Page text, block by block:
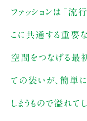
ファッションは「流
こに共通する重要
空間をつなげる最
ての装いが、簡単
しまうもので溢れてし